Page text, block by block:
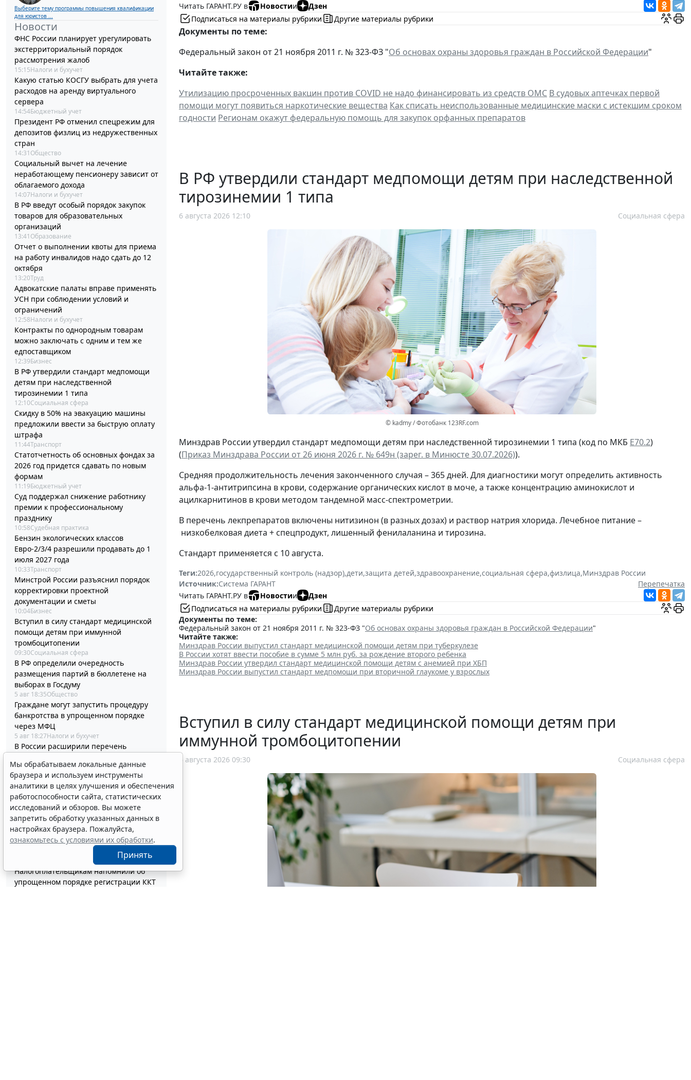
Выберите тему программы повышения квалификации
для юристов ...
Новости
ФНС России планирует урегулировать
экстерриториальный порядок
рассмотрения жалоб
15:15Налоги и бухучет
Какую статью КОСГУ выбрать для учета
расходов на аренду виртуального
сервера
14:54Бюджетный учет
Президент РФ отменил спецрежим для
депозитов физлиц из недружественных
стран
14:31 Общество
Социальный вычет на лечение
неработающему пенсионеру зависит от
облагаемого дохода
14:07Налоги и бухучет
В РФ введут особый порядок закупок
товаров для образовательных
организаций
13:41 Образование
Отчет о выполнении квоты для приема
на работу инвалидов надо сдать до 12
октября
13:20Труд
Адвокатские палаты вправе применять
УСН при соблюдении условий и
ограничений
12:58Налоги и бухучет
Контракты по однородным товарам
можно заключать с одним и тем же
едпоставщиком
12:39Бизнес
В РФ утвердили стандарт медпомощи
детям при наследственной
тирозинемии 1 типа
12:10Социальная сфера
Скидку в 50% на эвакуацию машины
предложили ввести за быструю оплату
штрафа
11:44Транспорт
Статотчетность об основных фондах за
2026 год придется сдавать по новым
формам
11:19Бюджетный учет
Суд поддержал снижение работнику
премии к профессиональному
празднику
10:58Судебная практика
Бензин экологических классов
Евро-2/3/4 разрешили продавать до 1
июля 2027 года
10:33Транспорт
Минстрой России разъяснил порядок
корректировки проектной
документации и сметы
10:04Бизнес
Вступил в силу стандарт медицинской
помощи детям при иммунной
тромбоцитопении
09:30Социальная сфера
В РФ определили очередность
размещения партий в бюллетене на
выборах в Госдуму
5 авг 18:35Общество
Граждане могут запустить процедуру
банкротства в упрощенном порядке
через МФЦ
5 авг 18:27Налоги и бухучет
В России расширили перечень
из страны
5 авг 18:16Общество
Работодатель вправе учитывать
опасность от БПЛА при оценке
профрисков
5 авг 18:03 Труд
Водителям рассказали о случаях
неприменения скидки к штрафам
Налогоплательщикам напомнили об
упрощенном порядке регистрации ККТ
Читать ГАРАНТ.РУ в
Новостии
Дзен
Подписаться на материалы рубрики
Другие материалы рубрики
Документы по теме:
Федеральный закон от 21 ноября 2011 г. № 323-ФЗ "Об основах охраны здоровья граждан в Российской Федерации"
Читайте также:
Утилизацию просроченных вакцин против COVID не надо финансировать из средств ОМС В судовых аптечках первой
помощи могут появиться наркотические вещества Как списать неиспользованные медицинские маски с истекшим сроком
годности Регионам окажут федеральную помощь для закупок орфанных препаратов
В РФ утвердили стандарт медпомощи детям при наследственной
тирозинемии 1 типа
6 августа 2026 12:10 Социальная сфера
© kadmy / Фотобанк 123RF.com
Минздрав России утвердил стандарт медпомощи детям при наследственной тирозинемии 1 типа (код по МКБ Е70.2)
(Приказ Минздрава России от 26 июня 2026 г. № 649н (зарег. в Минюсте 30.07.2026)).
Средняя продолжительность лечения законченного случая – 365 дней. Для диагностики могут определить активность
альфа-1-антитрипсина в крови, содержание органических кислот в моче, а также концентрацию аминокислот и
ацилкарнитинов в крови методом тандемной масс-спектрометрии.
В перечень лекпрепаратов включены нитизинон (в разных дозах) и раствор натрия хлорида. Лечебное питание –
низкобелковая диета + спецпродукт, лишенный фенилаланина и тирозина.
Стандарт применяется с 10 августа.
Теги:2026,государственный контроль (надзор),дети,защита детей,здравоохранение,социальная сфера,физлица,Минздрав России
Источник:Система ГАРАНТ
Перепечатка
Читать ГАРАНТ.РУ в
Новостии
Дзен
Подписаться на материалы рубрики
Другие материалы рубрики
Документы по теме:
Федеральный закон от 21 ноября 2011 г. № 323-ФЗ "Об основах охраны здоровья граждан в Российской Федерации"
Читайте также:
Минздрав России выпустил стандарт медицинской помощи детям при туберкулезе
В России хотят ввести пособие в сумме 5 млн руб. за рождение второго ребенка
Минздрав России утвердил стандарт медицинской помощи детям с анемией при ХБП
Минздрав России выпустил стандарт медпомощи при вторичной глаукоме у взрослых
Вступил в силу стандарт медицинской помощи детям при
иммунной тромбоцитопении
6 августа 2026 09:30 Социальная сфера
Мы обрабатываем локальные данные
браузера и используем инструменты
аналитики в целях улучшения и обеспечения
работоспособности сайта, статистических
исследований и обзоров. Вы можете
запретить обработку указанных данных в
настройках браузера. Пожалуйста,
ознакомьтесь с условиями их обработки.
Принять